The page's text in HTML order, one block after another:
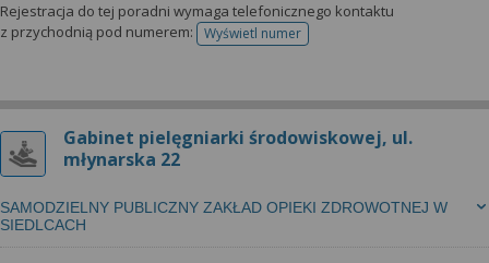
Rejestracja do tej poradni wymaga telefonicznego kontaktu
z przychodnią pod numerem:
Wyświetl numertelefonu do rejestracji
Gabinet pielęgniarki środowiskowej, ul.
młynarska 22
SAMODZIELNY PUBLICZNY ZAKŁAD OPIEKI ZDROWOTNEJ W
SIEDLCACH